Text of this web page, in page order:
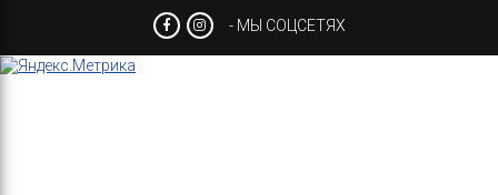
- МЫ СОЦСЕТЯХ